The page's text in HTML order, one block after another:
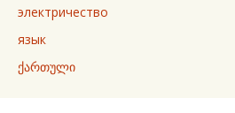
электричество
язык
ქართული